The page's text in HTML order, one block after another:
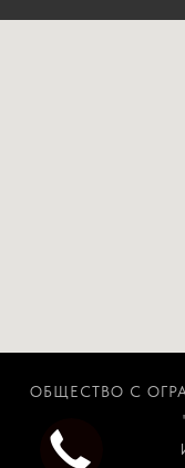
ОБЩЕСТВО С